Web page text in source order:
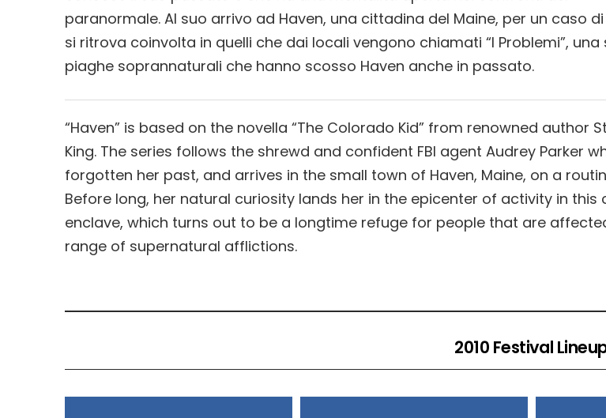
paranormale. Al suo arrivo ad Haven, una cittadina del Maine, per un caso
si ritrova coinvolta in quelli che dai locali vengono chiamati “I Problemi”, una
piaghe soprannaturali che hanno scosso Haven anche in passato.
“Haven” is based on the novella “The Colorado Kid” from renowned author
King. The series follows the shrewd and confident FBI agent Audrey Parker
forgotten her past, and arrives in the small town of Haven, Maine, on a
Before long, her natural curiosity lands her in the epicenter of activity in this
enclave, which turns out to be a longtime refuge for people that are
range of supernatural afflictions.
2010 Festival